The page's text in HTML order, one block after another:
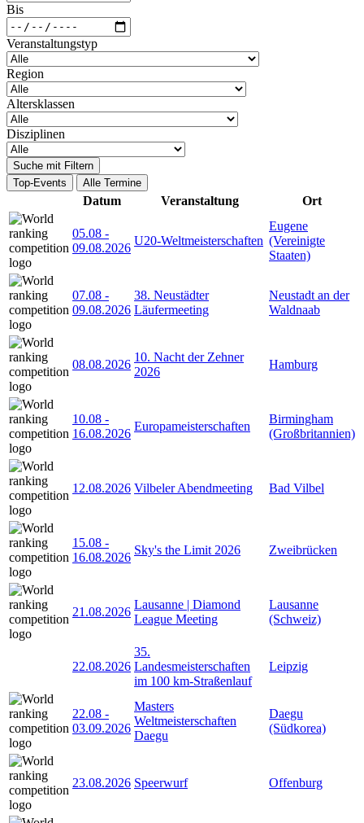
Bis
Veranstaltungstyp
Region
Altersklassen
Disziplinen
Suche mit Filtern
Top-Events
Alle Termine
Datum Veranstaltung Ort
05.08 -
09.08.2026
U20-Weltmeisterschaften
Eugene
(Vereinigte
Staaten)
07.08 -
09.08.2026
38. Neustädter
Läufermeeting
Neustadt an der
Waldnaab
08.08.2026
10. Nacht der Zehner
2026
Hamburg
10.08 -
16.08.2026
Europameisterschaften
Birmingham
(Großbritannien)
12.08.2026 Vilbeler Abendmeeting Bad Vilbel
15.08 -
16.08.2026
Sky's the Limit 2026 Zweibrücken
21.08.2026
Lausanne | Diamond
League Meeting
Lausanne
(Schweiz)
22.08.2026
35.
Landesmeisterschaften
im 100 km-Straßenlauf
Leipzig
22.08 -
03.09.2026
Masters
Weltmeisterschaften
Daegu
Daegu
(Südkorea)
23.08.2026 Speerwurf Offenburg